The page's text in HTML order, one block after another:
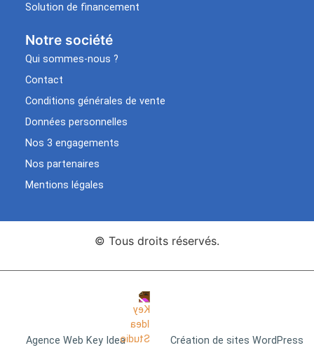
Solution de financement
Notre société
Qui sommes-nous ?
Contact
Conditions générales de vente
Données personnelles
Nos 3 engagements
Nos partenaires
Mentions légales
© Tous droits réservés.
Agence Web Key Idea
Création de sites WordPress